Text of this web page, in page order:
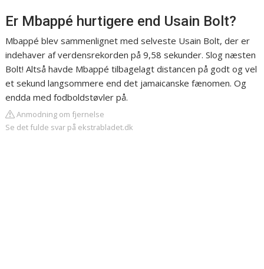
Er Mbappé hurtigere end Usain Bolt?
Mbappé blev sammenlignet med selveste Usain Bolt, der er
indehaver af verdensrekorden på 9,58 sekunder. Slog næsten
Bolt! Altså havde Mbappé tilbagelagt distancen på godt og vel
et sekund langsommere end det jamaicanske fænomen. Og
endda med fodboldstøvler på.
Anmodning om fjernelse
Se det fulde svar på ekstrabladet.dk